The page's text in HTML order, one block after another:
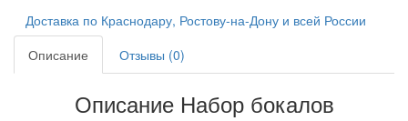
Доставка по Краснодару, Ростову-на-Дону и всей России
Описание
Отзывы (0)
Описание Набор бокалов